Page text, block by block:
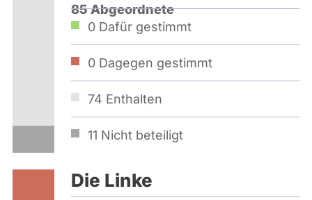
85 Abgeordnete
0 Dafür gestimmt
0 Dagegen gestimmt
74 Enthalten
11 Nicht beteiligt
Die Linke